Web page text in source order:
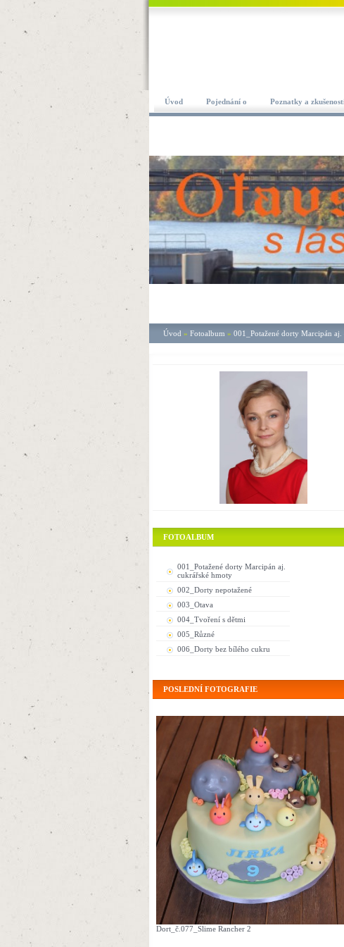
Úvod Pojednání o Poznatky a
Úvod » Fotoalbum » 001_Potažené dorty Marcipán
FOTOALBUM
001_Potažené dorty Marcipán aj.
cukrářské hmoty
002_Dorty nepotažené
003_Otava
004_Tvoření s dětmi
005_Různé
006_Dorty bez bílého cukru
POSLEDNÍ FOTOGRAFIE
Dort_č.077_Slime Rancher 2